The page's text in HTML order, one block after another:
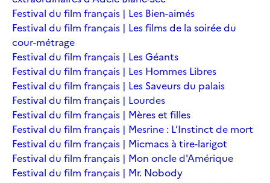
Festival du film français | Les Bien-aimés
Festival du film français | Les films de la soirée du
cour-métrage
Festival du film français | Les Géants
Festival du film français | Les Hommes Libres
Festival du film français | Les Saveurs du palais
Festival du film français | Lourdes
Festival du film français | Mères et filles
Festival du film français | Mesrine : L’Instinct de mort
Festival du film français | Micmacs à tire-larigot
Festival du film français | Mon oncle d'Amérique
Festival du film français | Mr. Nobody